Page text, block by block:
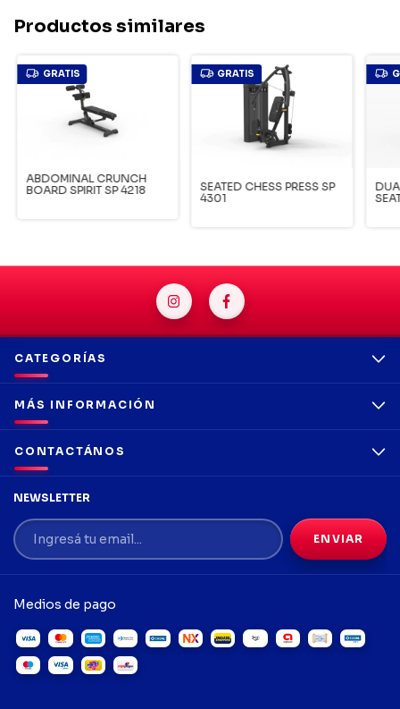
Productos similares
GRATIS
ABDOMINAL CRUNCH
BOARD SPIRIT SP 4218
GRATIS
SEATED CHESS PRESS SP
4301
CATEGORÍAS
MÁS INFORMACIÓN
CONTACTÁNOS
NEWSLETTER
Medios de pago